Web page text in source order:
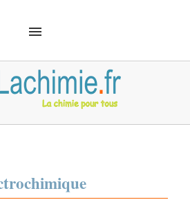
ACCUEIL
SOLUTIONS
ANALYTIQUE
ORGANIQUE
QUANTIQUE